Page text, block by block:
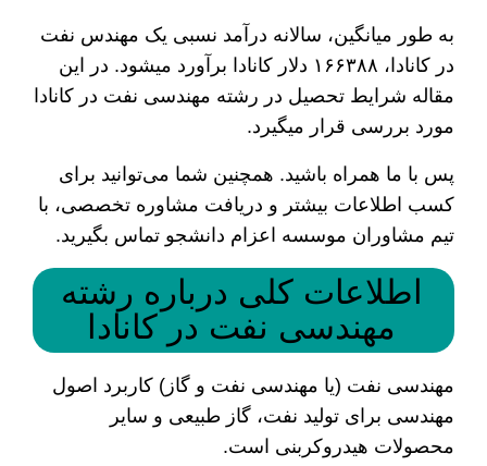
به طور میانگین، سالانه درآمد نسبی یک مهندس نفت
در کانادا، ۱۶۶۳۸۸ دلار کانادا برآورد می­شود. در این
مقاله شرایط تحصیل در رشته مهندسی نفت در کانادا
مورد بررسی قرار میگیرد.
پس با ما همراه باشید. همچنین شما می‌توانید برای
کسب اطلاعات بیشتر و دریافت مشاوره تخصصی، با
تیم مشاوران موسسه اعزام دانشجو تماس بگیرید.
اطلاعات کلی درباره رشته
مهندسی نفت در کانادا
مهندسی نفت (یا مهندسی نفت و گاز) کاربرد اصول
مهندسی برای تولید نفت، گاز طبیعی و سایر
محصولات هیدروکربنی است.